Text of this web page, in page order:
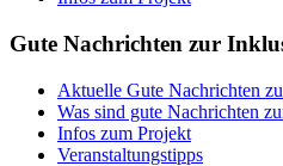
Gute Nachrichten zur
Aktuelle Gute Nachrichten
Was sind gute Nachrichten
Infos zum Projekt
Veranstaltungstipps